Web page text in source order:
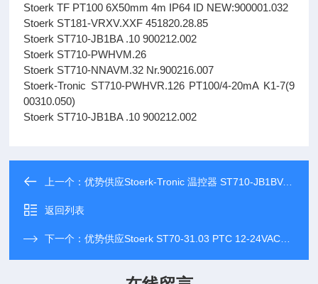
Stoerk TF PT100 6X50mm 4m IP64 ID NEW:900001.032
Stoerk ST181-VRXV.XXF 451820.28.85
Stoerk ST710-JB1BA .10 900212.002
Stoerk ST710-PWHVM.26
Stoerk ST710-NNAVM.32 Nr.900216.007
Stoerk-Tronic ST710-PWHVR.126 PT100/4-20mA K1-7(9
00310.050)
Stoerk ST710-JB1BA .10 900212.002
上一个：优势供应Stoerk-Tronic 温控器 ST710-JB1BV.10FP NETZSCH
返回列表
下一个：优势供应Stoerk ST70-31.03 PTC 12-24VACDC K1K2K3